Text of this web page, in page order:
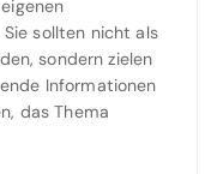
sollten nicht als
sondern zielen
Informationen
das Thema